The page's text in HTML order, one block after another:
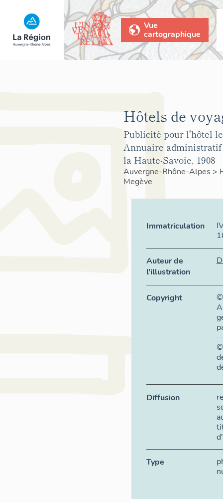
Vue
cartographique
Hôtels de
Publicité pour l'hôtel
Annuaire
la Haute-Savoie, 1908
Auvergne-Rhône-Alpes >
Megève
Immatriculation
Auteur de
l'illustration
Copyright
©
Diffusion
Type